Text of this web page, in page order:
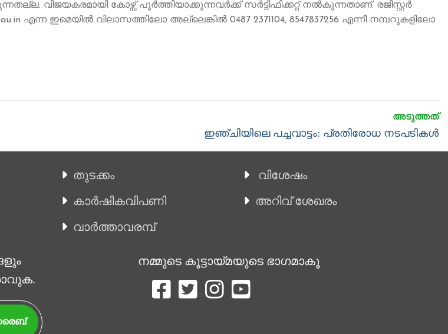
കോഴ്സ് പൂർത്തിയാക്കുന്നവർക്ക് സർട്ടിഫിക്കറ്റ് നൽകുന്നതാണ്. രജിസ്റ്റർ
ഇമെയിൽ വിലാസത്തിലോ അല്ലെങ്കിൽ 0487 2371104, 8547837256 എന്നീ നമ്പറുകളിലോ
Next
ഇഞ്ചിയിലെ പച്ചവാട്ടം: പ്രതിരോധ നടപടികൾ
തുടക്കം
കാ‍ർഷികവിപണി
വാര്‍ത്താവരമ്പ്
വിശേഷം
അറിവ് ശേഖരം
നമ്മുടെ കൂട്ടായ്മയുടെ ഭാഗമാകൂ